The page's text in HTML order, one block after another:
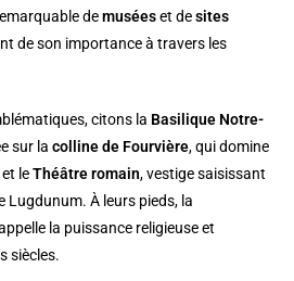
demuséeset desites
de son importance à travers les
citons la Basilique Notre-
sur lacolline de Fourvière, qui domine
et leThéâtre romain, vestige saisissant
Lugdunum. À leurs pieds, la
la puissance religieuse et
siècles.